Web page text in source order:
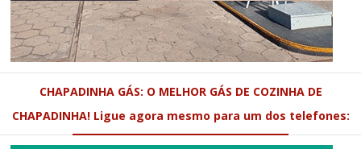
CHAPADINHA GÁS: O MELHOR GÁS DE COZINHA DE
CHAPADINHA! Ligue agora mesmo para um dos telefones: